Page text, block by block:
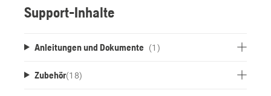
Support-Inhalte
Anleitungen und Dokumente (1)
Zubehör(18)